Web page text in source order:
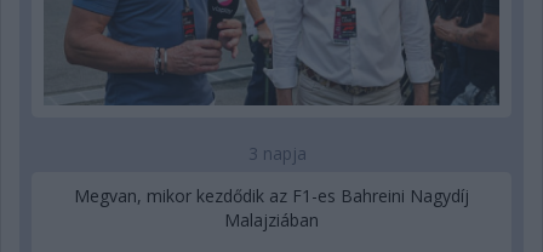
3 napja
Megvan, mikor kezdődik az F1-es Bahreini Nagydíj
Malajziában